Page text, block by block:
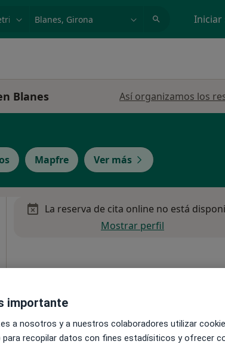
o nombre Iniciar
Blanes Así organizamos los
Mapfre Ver más
La reserva de cita online no está
Mostrar perfil
importante
a nosotros y a nuestros colaboradores utilizar
para recopilar datos con fines estadísiticos y ofrecer